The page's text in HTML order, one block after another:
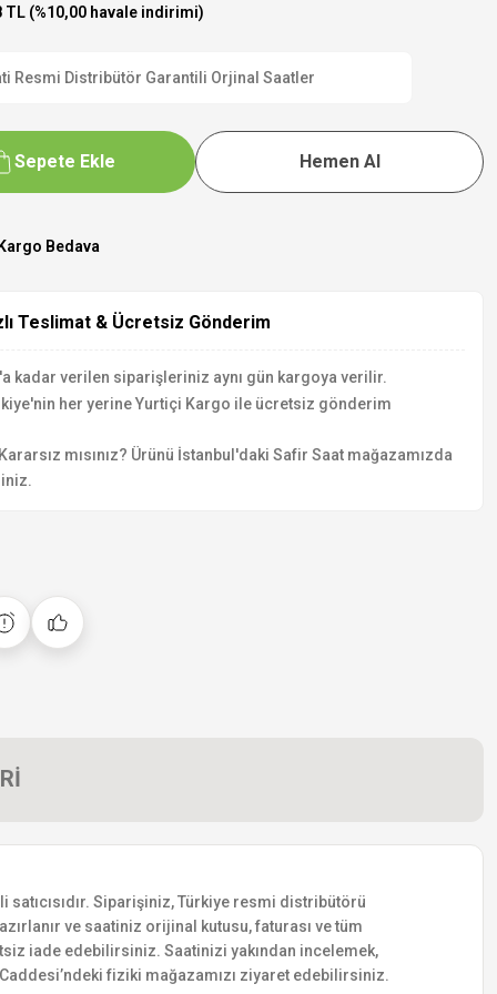
TL (%10,00 havale indirimi)
Resmi Distribütör Garantili Orjinal Saatler
Sepete Ekle Hemen Al
Bedava
Teslimat & Ücretsiz Gönderim
kadar verilen siparişleriniz aynı gün kargoya verilir.
her yerine Yurtiçi Kargo ile ücretsiz gönderim
mısınız? Ürünü İstanbul'daki Safir Saat mağazamızda
satıcısıdır. Siparişiniz, Türkiye resmi distribütörü
ve saatiniz orijinal kutusu, faturası ve tüm
iade edebilirsiniz. Saatinizi yakından incelemek,
fiziki mağazamızı ziyaret edebilirsiniz.